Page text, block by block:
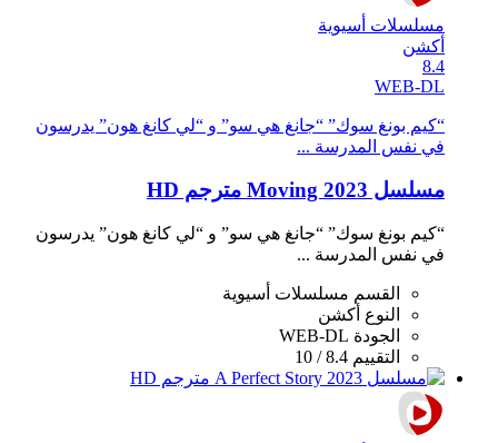
مسلسلات أسيوية
أكشن
8.4
WEB-DL
“كيم بونغ سوك” “جانغ هي سو” و “لي كانغ هون” يدرسون
في نفس المدرسة ...
مسلسل Moving 2023 مترجم HD
“كيم بونغ سوك” “جانغ هي سو” و “لي كانغ هون” يدرسون
في نفس المدرسة ...
القسم مسلسلات أسيوية
النوع أكشن
الجودة WEB-DL
التقييم 8.4 / 10